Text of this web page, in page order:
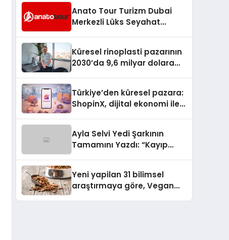
Anato Tour Turizm Dubai
Merkezli Lüks Seyahat
Küresel rinoplasti pazarının
2030’da 9,6 milyar dolara
Türkiye’den küresel pazara:
ShopinX, dijital ekonomi ile
Ayla Selvi Yedi Şarkının
Tamamını Yazdı: “Kayıp
Yeni yapilan 31 bilimsel
araştırmaya göre, Vegan